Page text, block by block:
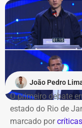
João Pedro
O primeiro debate
estado do Rio de
marcado por